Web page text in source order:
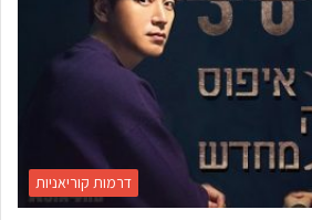
דרמות קוריאניות